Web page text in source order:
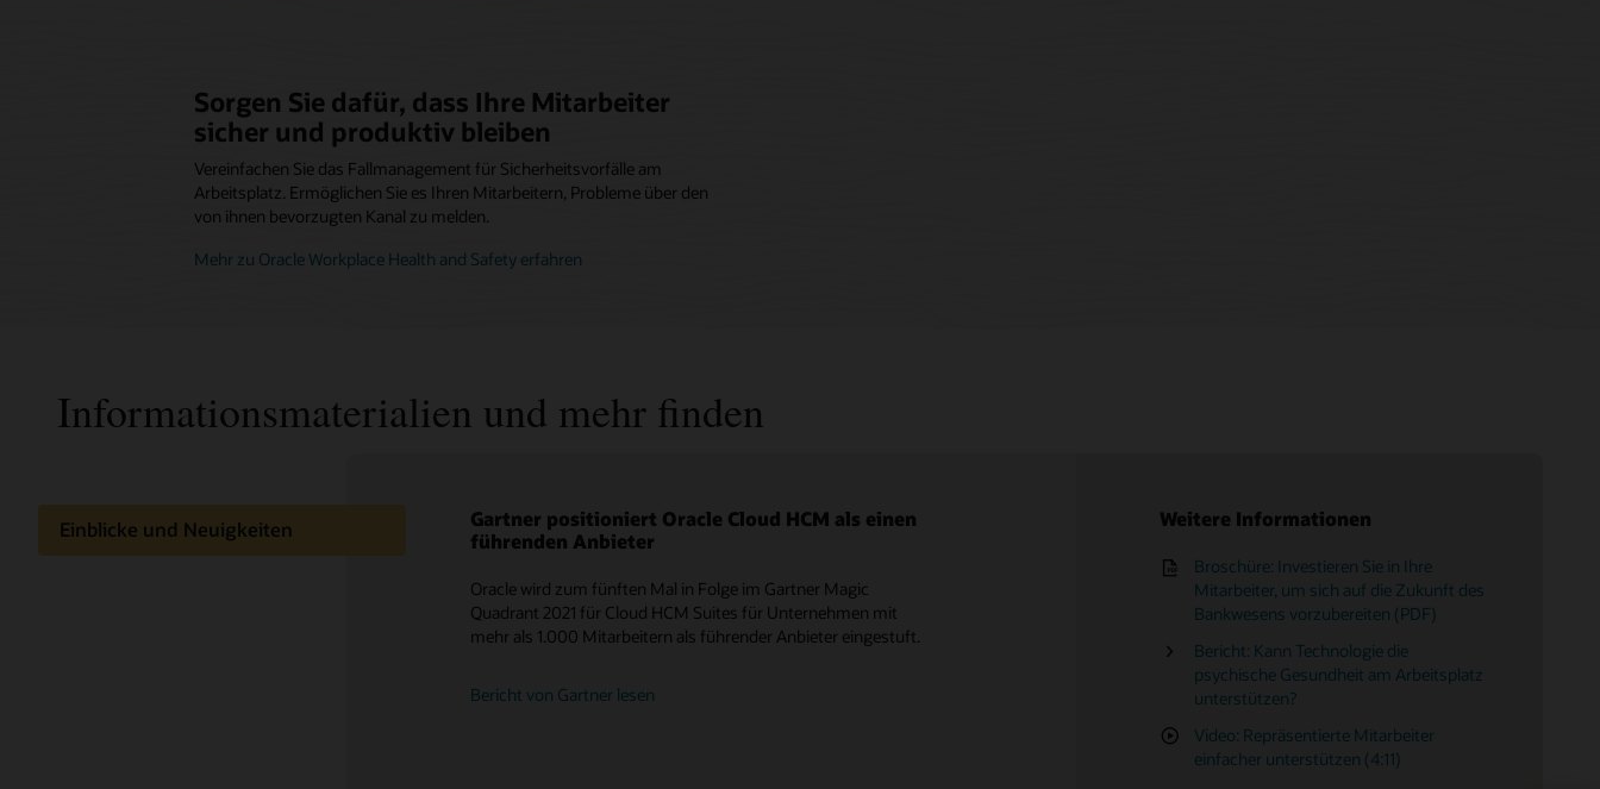
Sorgen Sie dafür, dass Ihre Mitarbeiter
sicher und produktiv bleiben
Vereinfachen Sie das Fallmanagement für Sicherheitsvorfälle am
Arbeitsplatz. Ermöglichen Sie es Ihren Mitarbeitern, Probleme über den
von ihnen bevorzugten Kanal zu melden.
Mehr zu Oracle Workplace Health and Safety erfahren
Informationsmaterialien und mehr finden
Einblicke und Neuigkeiten
Gartner positioniert Oracle Cloud HCM als einen
führenden Anbieter
Oracle wird zum fünften Mal in Folge im Gartner Magic
Quadrant 2021 für Cloud HCM Suites für Unternehmen mit
mehr als 1.000 Mitarbeitern als führender Anbieter eingestuft.
Bericht von Gartner lesen
Weitere Informationen
Broschüre: Investieren Sie in Ihre
Mitarbeiter, um sich auf die Zukunft des
Bankwesens vorzubereiten (PDF)
Bericht: Kann Technologie die
psychische Gesundheit am Arbeitsplatz
unterstützen?
Video: Repräsentierte Mitarbeiter
einfacher unterstützen (4:11)
Einfache Konfiguration von HR-Prozessen an Ihre
Anforderungen
Entwerfen und konfigurieren Sie Ihre HR-Workflows ohne die
Hilfe der IT, um bestimmte Geschäftsanforderungen zu
unterstützen.
Video ansehen (3:17)
Produkttour: Sichern Sie sich die
Kontrolle über jede Phase des
Talentlebenszyklus